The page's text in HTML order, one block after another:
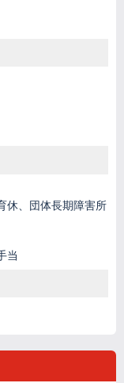
休、団体長期障害所
当